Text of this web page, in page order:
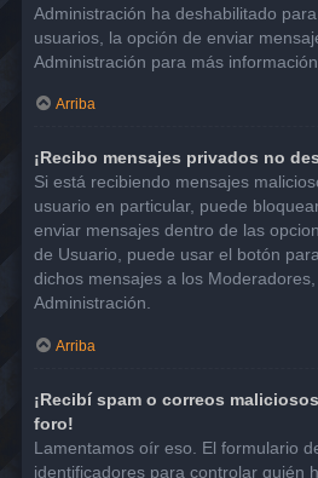
Administración ha deshabilitado
usuarios, la opción de enviar
Administración para más información.
Arriba
¡Recibo mensajes privados no
Si está recibiendo mensajes
usuario en particular, puede
enviar mensajes dentro de las
de Usuario, puede usar el botón
dichos mensajes a los
Administración.
Arriba
¡Recibí spam o correos
foro!
Lamentamos oír eso. El formulario
identificadores para controlar quién